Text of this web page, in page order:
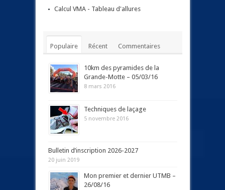
Calcul VMA - Tableau d'allures
Populaire Récent Commentaires
Tags
10km des pyramides de la
Grande-Motte – 05/03/16
8 mars 2016
Techniques de laçage
5 novembre 2016
Bulletin d’inscription 2026-2027
20 juin 2019
Mon premier et dernier UTMB –
26/08/16